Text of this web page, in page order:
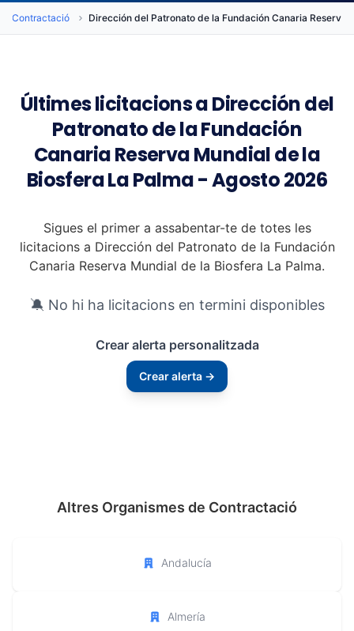
Contractació Dirección del Patronato de la Fundación Canaria Reserva
Últimes licitacions a Dirección del
Patronato de la Fundación
Canaria Reserva Mundial de la
Biosfera La Palma - Agosto 2026
Sigues el primer a assabentar-te de totes les
licitacions a Dirección del Patronato de la Fundación
Canaria Reserva Mundial de la Biosfera La Palma.
🔕 No hi ha licitacions en termini disponibles
Crear alerta personalitzada
Crear alerta →
Altres Organismes de Contractació
Andalucía
Almería